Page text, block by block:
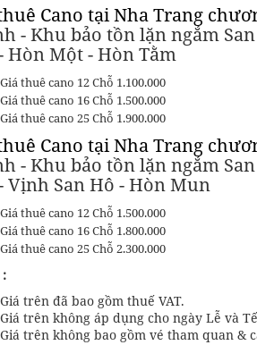
Cano tại Nha Trang
- Khu bảo tồn lặn ngắm
Hòn Một - Hòn Tằm
Giá thuê cano 12 Chỗ 1.100.000
Giá thuê cano 16 Chỗ 1.500.000
Giá thuê cano 25 Chỗ 1.900.000
Cano tại Nha Trang
- Khu bảo tồn lặn ngắm
Vịnh San Hô - Hòn Mun
Giá thuê cano 12 Chỗ 1.500.000
Giá thuê cano 16 Chỗ 1.800.000
Giá thuê cano 25 Chỗ 2.300.000
Giá trên đã bao gồm thuế VAT.
Giá trên không áp dụng cho ngày Lễ và
Giá trên không bao gồm vé tham quan &